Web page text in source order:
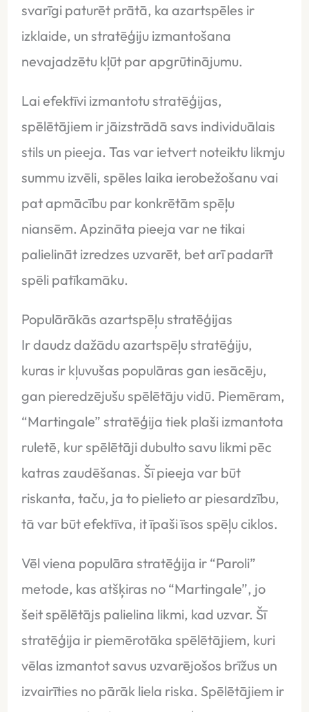
svarīgi paturēt prātā, ka azartspēles ir
izklaide, un stratēģiju izmantošana
nevajadzētu kļūt par apgrūtinājumu.
Lai efektīvi izmantotu stratēģijas,
spēlētājiem ir jāizstrādā savs individuālais
stils un pieeja. Tas var ietvert noteiktu likmju
summu izvēli, spēles laika ierobežošanu vai
pat apmācību par konkrētām spēļu
niansēm. Apzināta pieeja var ne tikai
palielināt izredzes uzvarēt, bet arī padarīt
spēli patīkamāku.
Populārākās azartspēļu stratēģijas
Ir daudz dažādu azartspēļu stratēģiju,
kuras ir kļuvušas populāras gan iesācēju,
gan pieredzējušu spēlētāju vidū. Piemēram,
“Martingale” stratēģija tiek plaši izmantota
ruletē, kur spēlētāji dubulto savu likmi pēc
katras zaudēšanas. Šī pieeja var būt
riskanta, taču, ja to pielieto ar piesardzību,
tā var būt efektīva, it īpaši īsos spēļu ciklos.
Vēl viena populāra stratēģija ir “Paroli”
metode, kas atšķiras no “Martingale”, jo
šeit spēlētājs palielina likmi, kad uzvar. Šī
stratēģija ir piemērotāka spēlētājiem, kuri
vēlas izmantot savus uzvarējošos brīžus un
izvairīties no pārāk liela riska. Spēlētājiem ir